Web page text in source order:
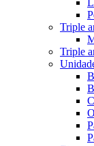
Triple
Triple